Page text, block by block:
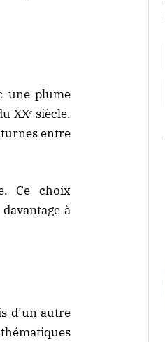
une plume
XXᵉ siècle.
entre
Ce choix
à
d’un autre